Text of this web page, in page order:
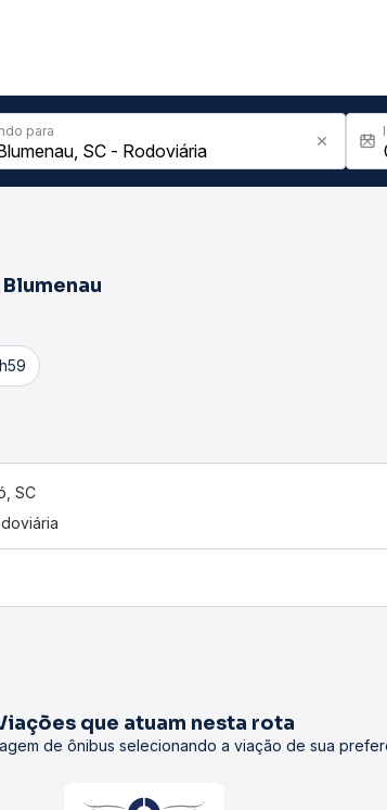
para
Blumenau
SC
que atuam nesta rota
de ônibus selecionando a viação de sua